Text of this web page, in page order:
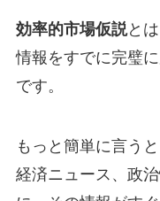
効率的市場仮説と
情報をすでに完璧
です。
もっと簡単に言う
経済ニュース、政